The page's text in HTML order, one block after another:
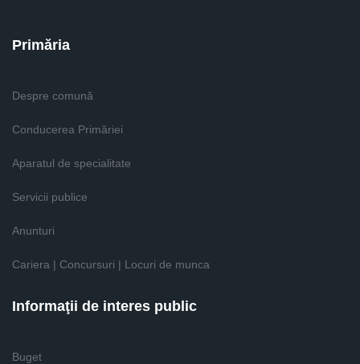
Primăria
Despre comună
Conducerea Primăriei
Aparatul de specialitate
Servicii publice
Anunturi
Cariera | Concursuri | Locuri de munca
Informaţii de interes public
Buget